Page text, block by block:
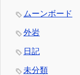
ムーンボード
外岩
日記
未分類